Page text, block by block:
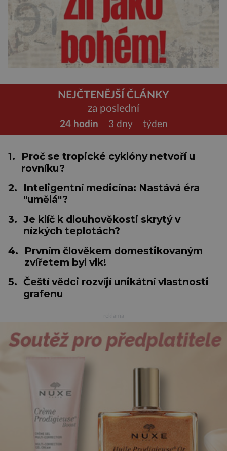
NEJČTENĚJŠÍ ČLÁNKY
za poslední
24 hodin 3 dny týden
1.
Proč se tropické cyklóny netvoří u
rovníku?
2.
Inteligentní medicína: Nastává éra
"umělá"?
3. Je klíč k dlouhověkosti skrytý v
nízkých teplotách?
4.
Prvním člověkem domestikovaným
zvířetem byl vlk!
5. Čeští vědci rozvíjí unikátní vlastnosti
grafenu